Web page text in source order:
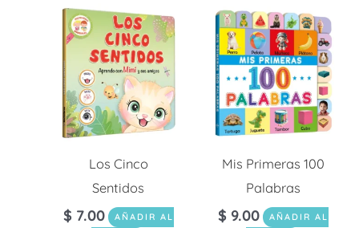
Los Cinco
Sentidos
$ 7.00
AÑADIR AL
Mis Primeras 100
Palabras
$ 9.00
AÑADIR AL